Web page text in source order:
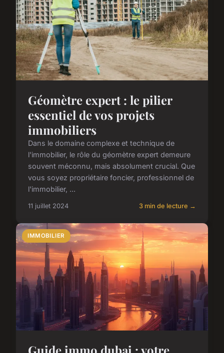
Géomètre expert : le pilier
essentiel de vos projets
immobiliers
Dans le domaine complexe et technique de
l'immobilier, le rôle du géomètre expert demeure
souvent méconnu, mais absolument crucial. Que
vous soyez propriétaire foncier, professionnel de
l'immobilier, ...
11 juillet 2024 3 min de lecture →
IMMOBILIER